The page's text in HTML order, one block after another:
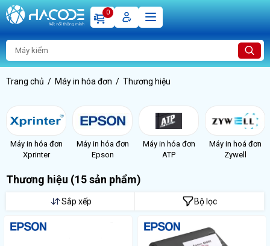
0
Trang chủ Máy in hóa đơn Thương hiệu
Máy in hóa đơn
Xprinter
Máy in hóa đơn
Epson
Máy in hóa đơn
ATP
Máy in hoá đơn
Zywell
Thương hiệu (15 sản phẩm)
Sắp xếp Bộ lọc